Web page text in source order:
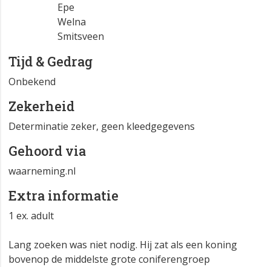
Epe
Welna
Smitsveen
Tijd & Gedrag
Onbekend
Zekerheid
Determinatie zeker, geen kleedgegevens
Gehoord via
waarneming.nl
Extra informatie
1 ex. adult
Lang zoeken was niet nodig. Hij zat als een koning
bovenop de middelste grote coniferengroep